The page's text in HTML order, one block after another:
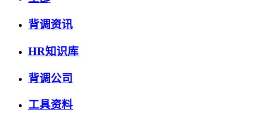
背调资讯
HR知识库
背调公司
工具资料